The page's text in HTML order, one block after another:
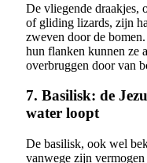
De vliegende draakjes,
of gliding lizards, zijn
zweven door de
hun flanken kunnen ze
overbruggen door van
7. Basilisk: de
water loopt
De basilisk, ook wel
vanwege zijn